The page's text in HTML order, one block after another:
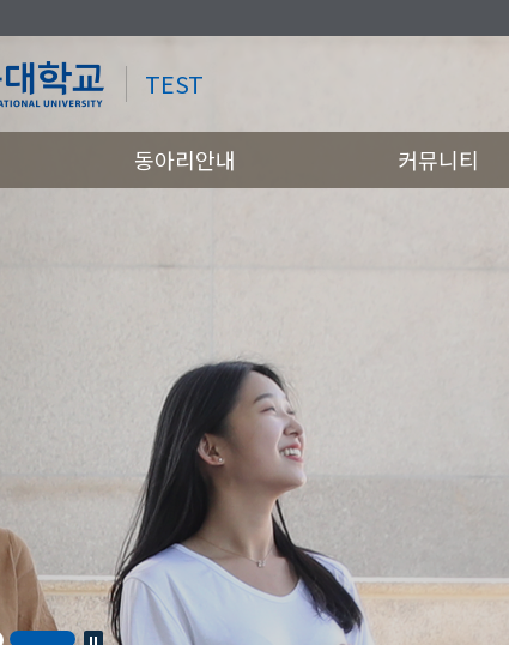
TEST
동아리안내 커뮤니티